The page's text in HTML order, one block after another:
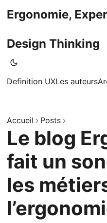
Ergonomie,
Design Thinking
Definition UXLes auteurs
Accueil Posts
Le blog
fait un
les